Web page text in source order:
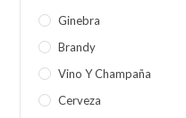
Ginebra
Brandy
Vino Y Champaña
Cerveza